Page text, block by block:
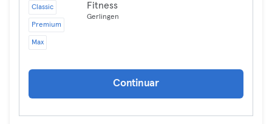
Classic
Premium
Max
Fitness
Gerlingen
Continuar